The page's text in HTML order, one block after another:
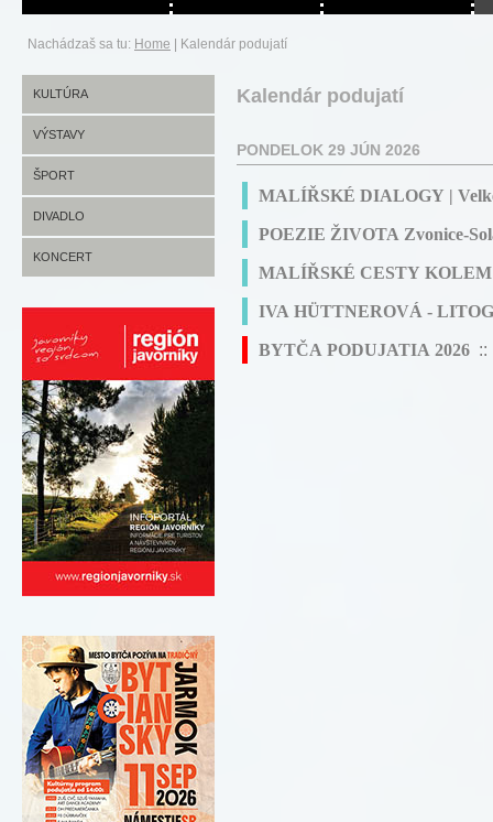
Nachádzaš sa tu: Home Kalendár podujatí
KULTÚRA
VÝSTAVY
ŠPORT
DIVADLO
KONCERT
Kalendár podujatí
PONDELOK 29 JÚN 2026
MALÍŘSKÉ DIALOGY |
POEZIE ŽIVOTA Zvonice-
MALÍŘSKÉ CESTY KOLEM
IVA HÜTTNEROVÁ -
BYTČA PODUJATIA 2026 ::